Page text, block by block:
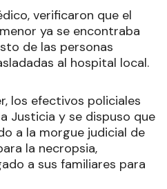
verificaron que el
ya se encontraba
de las personas
al hospital local.
los efectivos policiales
Justicia y se dispuso que
a la morgue judicial de
la necropsia,
a sus familiares para